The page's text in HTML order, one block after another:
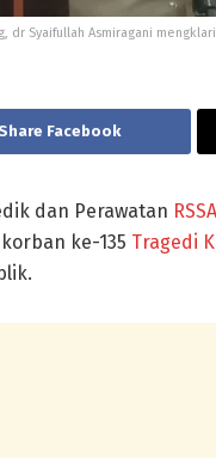
dr Syaifullah Asmiragani
Share Facebook
dan Perawatan
ke-135 Tragedi